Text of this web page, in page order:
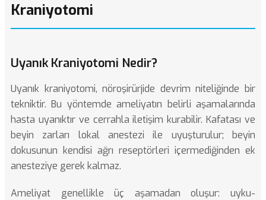
Kraniyotomi
Uyanık Kraniyotomi Nedir?
Uyanık kraniyotomi, nöroşirürjide devrim niteliğinde bir
tekniktir. Bu yöntemde ameliyatın belirli aşamalarında
hasta uyanıktır ve cerrahla iletişim kurabilir. Kafatası ve
beyin zarları lokal anestezi ile uyuşturulur; beyin
dokusunun kendisi ağrı reseptörleri içermediğinden ek
anesteziye gerek kalmaz.
Ameliyat genellikle üç aşamadan oluşur: uyku-